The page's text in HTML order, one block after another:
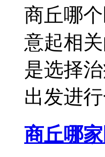
商丘哪
意起相
是选择
出发进
商丘哪